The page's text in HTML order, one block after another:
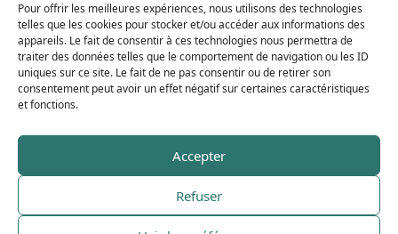
Pour offrir les meilleures expériences, nous utilisons des technologies
telles que les cookies pour stocker et/ou accéder aux informations des
appareils. Le fait de consentir à ces technologies nous permettra de
traiter des données telles que le comportement de navigation ou les ID
uniques sur ce site. Le fait de ne pas consentir ou de retirer son
consentement peut avoir un effet négatif sur certaines caractéristiques
et fonctions.
Accepter
Refuser
Mardi/ 9:00–12:3O, 13:3O–19:00
Mercredi / 9:00–12:30, 13:30–17:30
Jeudi/ 9:00–12:30, 13:30–17:30
Vendredi/ 9:00–12:30, 13:30–17:30
Samedi/ 9:00–12:00
Mentions légales